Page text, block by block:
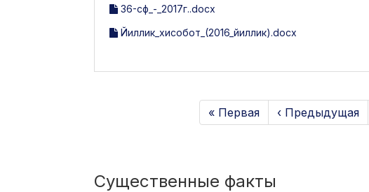
36-сф_-_2017г..docx
Йиллик_хисобот_(2016_йиллик).docx
« Первая ‹ Предыдущая
Существенные факты